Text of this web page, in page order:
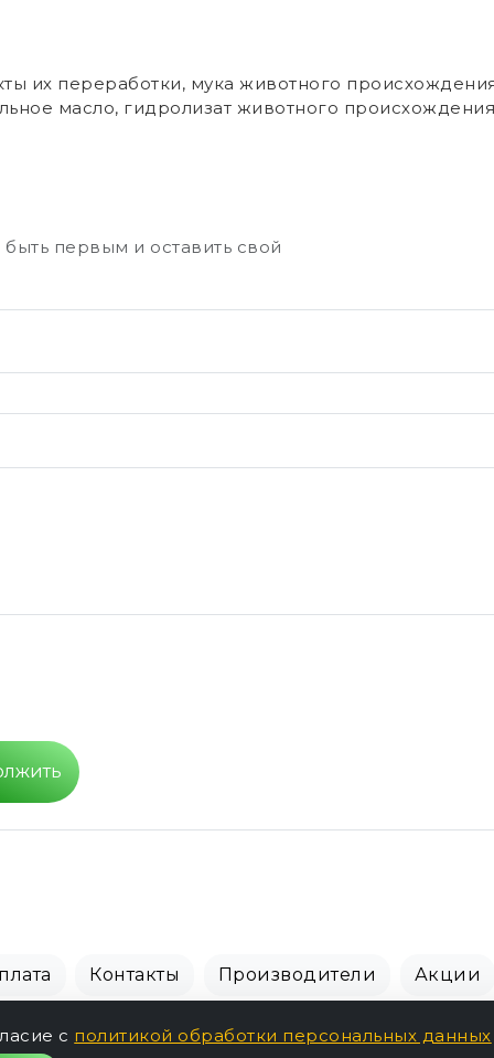
их переработки, мука животного
масло, гидролизат животного
первым и оставить свой
Контакты Производители Акции
с политикой обработки персональных данных